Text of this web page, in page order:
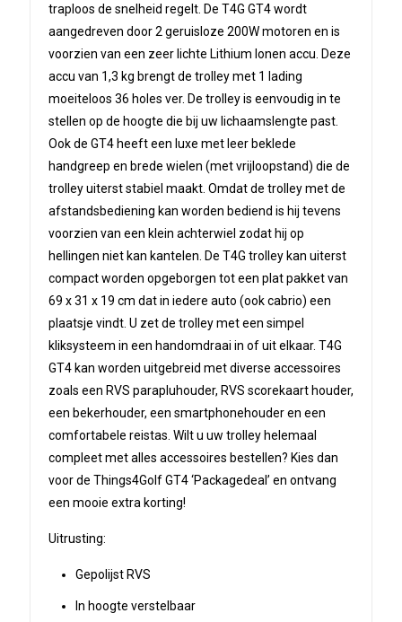
traploos de snelheid regelt. De T4G GT4 wordt
aangedreven door 2 geruisloze 200W motoren en is
voorzien van een zeer lichte Lithium Ionen accu. Deze
accu van 1,3 kg brengt de trolley met 1 lading
moeiteloos 36 holes ver. De trolley is eenvoudig in te
stellen op de hoogte die bij uw lichaamslengte past.
Ook de GT4 heeft een luxe met leer beklede
handgreep en brede wielen (met vrijloopstand) die de
trolley uiterst stabiel maakt. Omdat de trolley met de
afstandsbediening kan worden bediend is hij tevens
voorzien van een klein achterwiel zodat hij op
hellingen niet kan kantelen. De T4G trolley kan uiterst
compact worden opgeborgen tot een plat pakket van
69 x 31 x 19 cm dat in iedere auto (ook cabrio) een
plaatsje vindt. U zet de trolley met een simpel
kliksysteem in een handomdraai in of uit elkaar. T4G
GT4 kan worden uitgebreid met diverse accessoires
zoals een RVS parapluhouder, RVS scorekaart houder,
een bekerhouder, een smartphonehouder en een
comfortabele reistas. Wilt u uw trolley helemaal
compleet met alles accessoires bestellen? Kies dan
voor de Things4Golf GT4 ‘Packagedeal’ en ontvang
een mooie extra korting!
Uitrusting:
Gepolijst RVS
In hoogte verstelbaar